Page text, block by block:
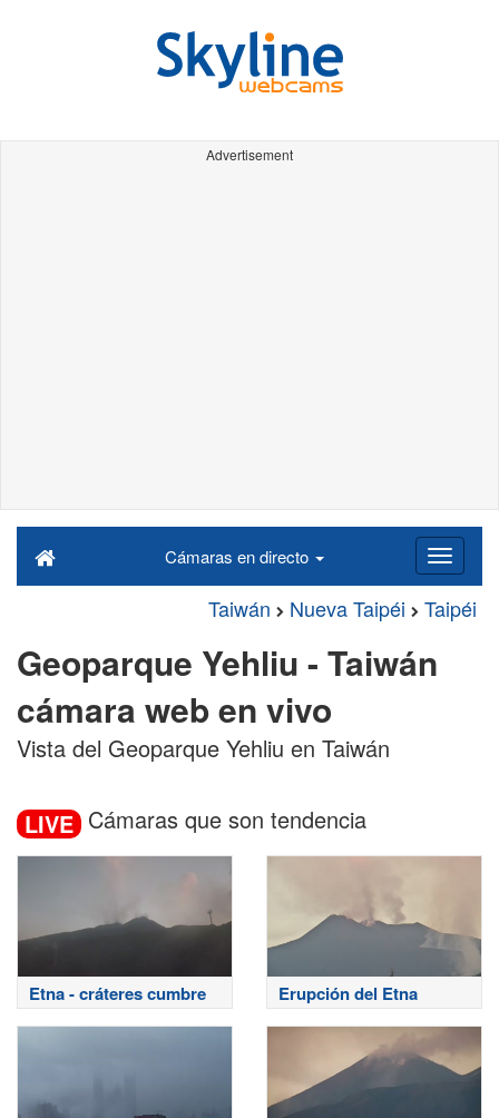
Advertisement
Cámaras en directo
Taiwán Nueva Taipéi Taipéi
Geoparque Yehliu - Taiwán
cámara web en vivo
Vista del Geoparque Yehliu en Taiwán
LIVE Cámaras que son tendencia
Etna - cráteres cumbre Erupción del Etna